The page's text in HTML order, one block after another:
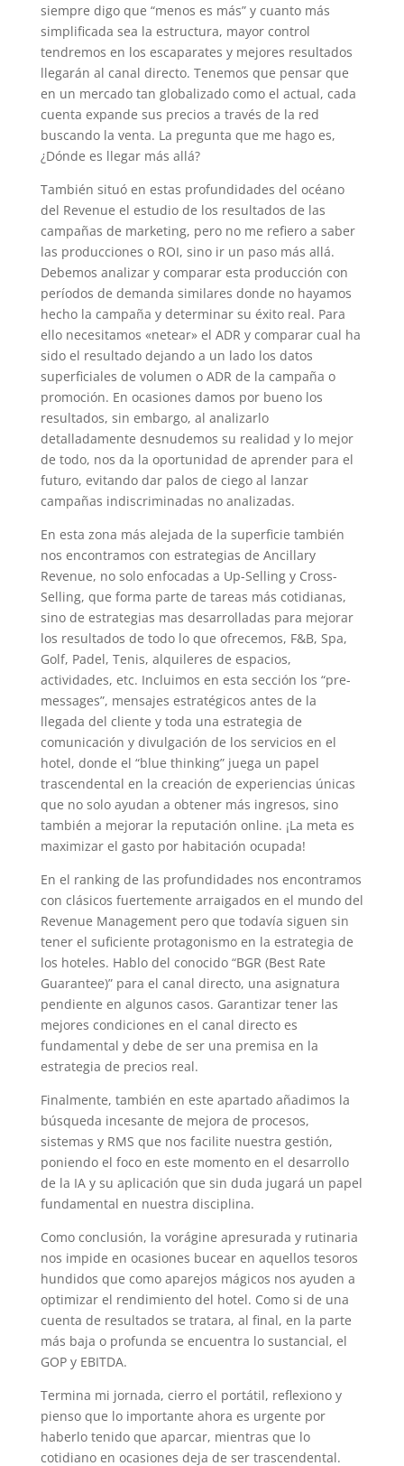
siempre digo que “menos es más” y cuanto más
simplificada sea la estructura, mayor control
tendremos en los escaparates y mejores resultados
llegarán al canal directo. Tenemos que pensar que
en un mercado tan globalizado como el actual, cada
cuenta expande sus precios a través de la red
buscando la venta. La pregunta que me hago es,
¿Dónde es llegar más allá?
También situó en estas profundidades del océano
del Revenue el estudio de los resultados de las
campañas de marketing, pero no me refiero a saber
las producciones o ROI, sino ir un paso más allá.
Debemos analizar y comparar esta producción con
períodos de demanda similares donde no hayamos
hecho la campaña y determinar su éxito real. Para
ello necesitamos «netear» el ADR y comparar cual ha
sido el resultado dejando a un lado los datos
superficiales de volumen o ADR de la campaña o
promoción. En ocasiones damos por bueno los
resultados, sin embargo, al analizarlo
detalladamente desnudemos su realidad y lo mejor
de todo, nos da la oportunidad de aprender para el
futuro, evitando dar palos de ciego al lanzar
campañas indiscriminadas no analizadas.
En esta zona más alejada de la superficie también
nos encontramos con estrategias de Ancillary
Revenue, no solo enfocadas a Up-Selling y Cross-
Selling, que forma parte de tareas más cotidianas,
sino de estrategias mas desarrolladas para mejorar
los resultados de todo lo que ofrecemos, F&B, Spa,
Golf, Padel, Tenis, alquileres de espacios,
actividades, etc. Incluimos en esta sección los “pre-
messages”, mensajes estratégicos antes de la
llegada del cliente y toda una estrategia de
comunicación y divulgación de los servicios en el
hotel, donde el “blue thinking” juega un papel
trascendental en la creación de experiencias únicas
que no solo ayudan a obtener más ingresos, sino
también a mejorar la reputación online. ¡La meta es
maximizar el gasto por habitación ocupada!
En el ranking de las profundidades nos encontramos
con clásicos fuertemente arraigados en el mundo del
Revenue Management pero que todavía siguen sin
tener el suficiente protagonismo en la estrategia de
los hoteles. Hablo del conocido “BGR (Best Rate
Guarantee)” para el canal directo, una asignatura
pendiente en algunos casos. Garantizar tener las
mejores condiciones en el canal directo es
fundamental y debe de ser una premisa en la
estrategia de precios real.
Finalmente, también en este apartado añadimos la
búsqueda incesante de mejora de procesos,
sistemas y RMS que nos facilite nuestra gestión,
poniendo el foco en este momento en el desarrollo
de la IA y su aplicación que sin duda jugará un papel
fundamental en nuestra disciplina.
Como conclusión, la vorágine apresurada y rutinaria
nos impide en ocasiones bucear en aquellos tesoros
hundidos que como aparejos mágicos nos ayuden a
optimizar el rendimiento del hotel. Como si de una
cuenta de resultados se tratara, al final, en la parte
más baja o profunda se encuentra lo sustancial, el
GOP y EBITDA.
Termina mi jornada, cierro el portátil, reflexiono y
pienso que lo importante ahora es urgente por
haberlo tenido que aparcar, mientras que lo
cotidiano en ocasiones deja de ser trascendental.